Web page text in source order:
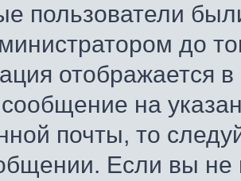
пользователи
до
отображается
на
почты, то
Если вы